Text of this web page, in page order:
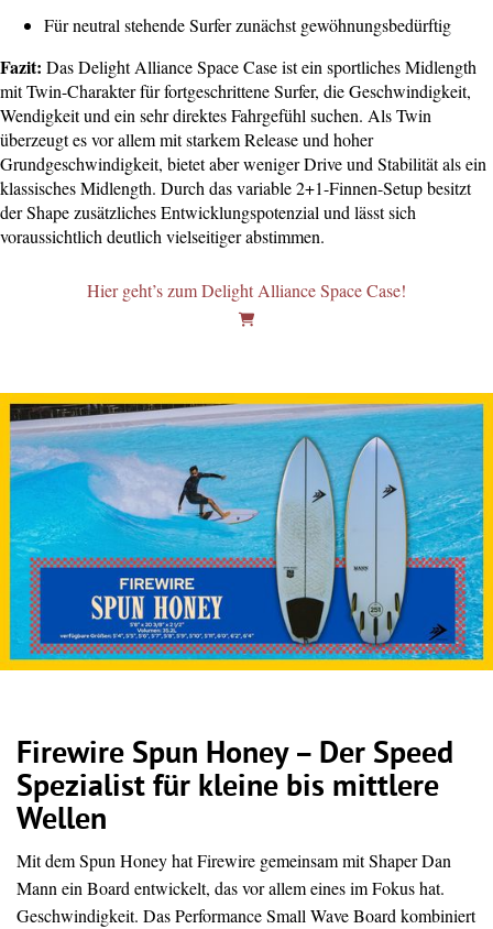
Für neutral stehende Surfer zunächst gewöhnungsbedürftig
Fazit: Das Delight Alliance Space Case ist ein sportliches Midlength
mit Twin-Charakter für fortgeschrittene Surfer, die Geschwindigkeit,
Wendigkeit und ein sehr direktes Fahrgefühl suchen. Als Twin
überzeugt es vor allem mit starkem Release und hoher
Grundgeschwindigkeit, bietet aber weniger Drive und Stabilität als ein
klassisches Midlength. Durch das variable 2+1-Finnen-Setup besitzt
der Shape zusätzliches Entwicklungspotenzial und lässt sich
voraussichtlich deutlich vielseitiger abstimmen.
Hier geht’s zum Delight Alliance Space Case!
Firewire Spun Honey – Der Speed
Spezialist für kleine bis mittlere
Wellen
Mit dem Spun Honey hat Firewire gemeinsam mit Shaper Dan
Mann ein Board entwickelt, das vor allem eines im Fokus hat.
Geschwindigkeit. Das Performance Small Wave Board kombiniert